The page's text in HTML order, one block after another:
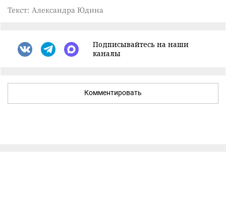
Текст: Александра Юдина
Подписывайтесь на наши
каналы
Комментировать